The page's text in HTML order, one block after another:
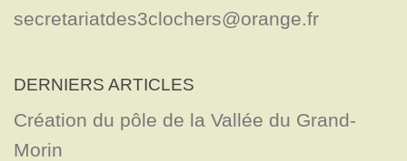
secretariatdes3clochers@orange.fr
DERNIERS ARTICLES
Création du pôle de la Vallée du Grand-
Morin